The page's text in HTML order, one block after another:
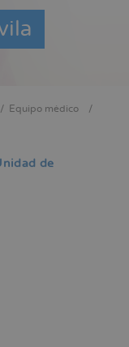
Equipo médico
de